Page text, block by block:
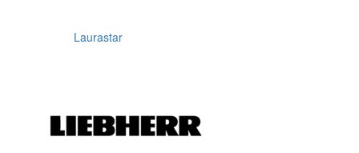
Laurastar